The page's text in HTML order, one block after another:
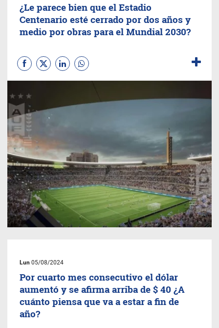
¿Le parece bien que el Estadio
Centenario esté cerrado por dos años y
medio por obras para el Mundial 2030?
Lun 05/08/2024
Por cuarto mes consecutivo el dólar
aumentó y se afirma arriba de $ 40 ¿A
cuánto piensa que va a estar a fin de
año?